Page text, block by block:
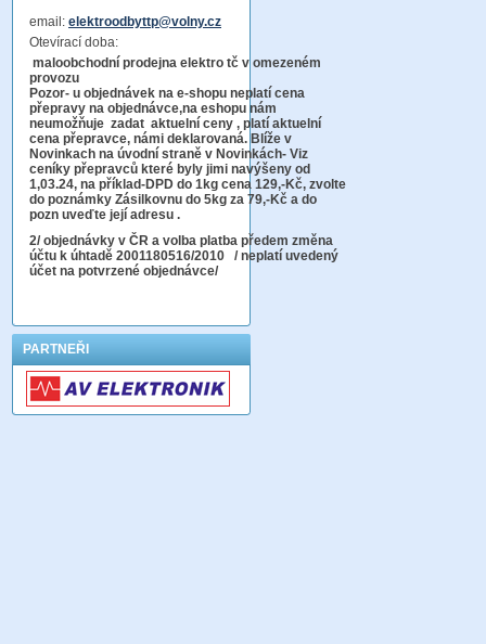
email: elektroodbyttp@volny.cz
Otevírací doba:
maloobchodní prodejna elektro tč v omezeném
provozu
Pozor- u objednávek na e-shopu neplatí cena
přepravy na objednávce,na eshopu nám
neumožňuje zadat aktuelní ceny , platí aktuelní
cena přepravce, námi deklarovaná. Blíže v
Novinkach na úvodní straně v Novinkách- Viz
ceníky přepravců které byly jimi navýšeny od
1,03.24, na příklad-DPD do 1kg cena 129,-Kč, zvolte
do poznámky Zásilkovnu do 5kg za 79,-Kč a do
pozn uveďte její adresu .
2/ objednávky v ČR a volba platba předem změna
účtu k úhtadě 2001180516/2010 / neplatí uvedený
účet na potvrzené objednávce/
PARTNEŘI